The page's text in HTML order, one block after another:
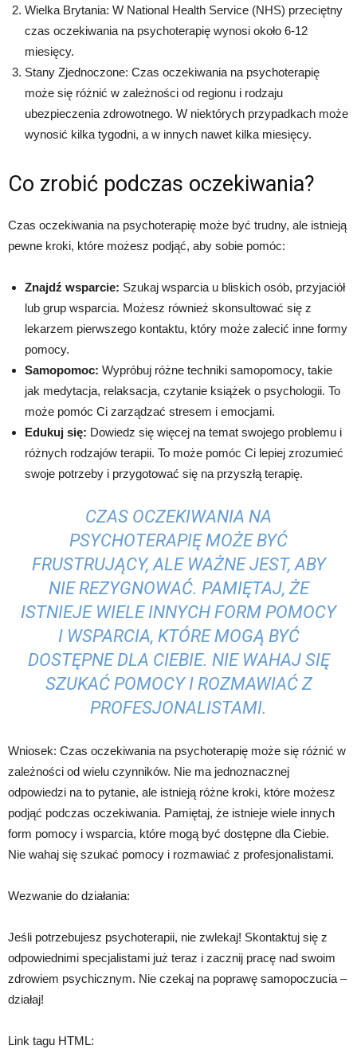
Wielka Brytania: W National Health Service (NHS) przeciętny
czas oczekiwania na psychoterapię wynosi około 6-12
miesięcy.
Stany Zjednoczone: Czas oczekiwania na psychoterapię
może się różnić w zależności od regionu i rodzaju
ubezpieczenia zdrowotnego. W niektórych przypadkach może
wynosić kilka tygodni, a w innych nawet kilka miesięcy.
Co zrobić podczas oczekiwania?
Czas oczekiwania na psychoterapię może być trudny, ale istnieją
pewne kroki, które możesz podjąć, aby sobie pomóc:
Znajdź wsparcie: Szukaj wsparcia u bliskich osób, przyjaciół
lub grup wsparcia. Możesz również skonsultować się z
lekarzem pierwszego kontaktu, który może zalecić inne formy
pomocy.
Samopomoc: Wypróbuj różne techniki samopomocy, takie
jak medytacja, relaksacja, czytanie książek o psychologii. To
może pomóc Ci zarządzać stresem i emocjami.
Edukuj się: Dowiedz się więcej na temat swojego problemu i
różnych rodzajów terapii. To może pomóc Ci lepiej zrozumieć
swoje potrzeby i przygotować się na przyszłą terapię.
CZAS OCZEKIWANIA NA
PSYCHOTERAPIĘ MOŻE BYĆ
FRUSTRUJĄCY, ALE WAŻNE JEST, ABY
NIE REZYGNOWAĆ. PAMIĘTAJ, ŻE
ISTNIEJE WIELE INNYCH FORM POMOCY
I WSPARCIA, KTÓRE MOGĄ BYĆ
DOSTĘPNE DLA CIEBIE. NIE WAHAJ SIĘ
SZUKAĆ POMOCY I ROZMAWIAĆ Z
PROFESJONALISTAMI.
Wniosek: Czas oczekiwania na psychoterapię może się różnić w
zależności od wielu czynników. Nie ma jednoznacznej
odpowiedzi na to pytanie, ale istnieją różne kroki, które możesz
podjąć podczas oczekiwania. Pamiętaj, że istnieje wiele innych
form pomocy i wsparcia, które mogą być dostępne dla Ciebie.
Nie wahaj się szukać pomocy i rozmawiać z profesjonalistami.
Wezwanie do działania:
Jeśli potrzebujesz psychoterapii, nie zwlekaj! Skontaktuj się z
odpowiednimi specjalistami już teraz i zacznij pracę nad swoim
zdrowiem psychicznym. Nie czekaj na poprawę samopoczucia –
działaj!
Link tagu HTML: